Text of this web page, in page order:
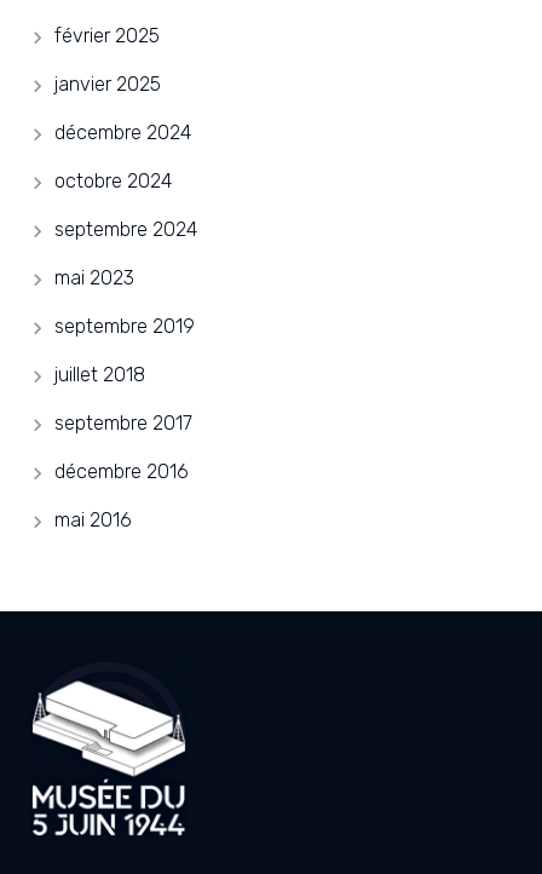
février 2025
janvier 2025
décembre 2024
octobre 2024
septembre 2024
mai 2023
septembre 2019
juillet 2018
septembre 2017
décembre 2016
mai 2016